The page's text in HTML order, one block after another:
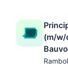
(m/w/